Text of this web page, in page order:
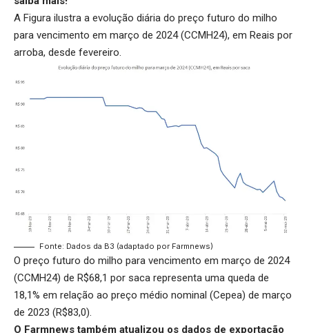
A Figura ilustra a evolução diária do preço futuro do milho
para vencimento em março de 2024 (CCMH24), em Reais por
arroba, desde fevereiro.
Fonte: Dados da B3 (adaptado por Farmnews)
O preço futuro do milho para vencimento em março de 2024
(CCMH24) de R$68,1 por saca representa uma queda de
18,1% em relação ao preço médio nominal (Cepea) de março
de 2023 (R$83,0).
O Farmnews também atualizou os dados de exportação